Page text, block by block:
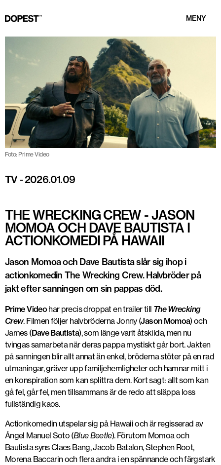
MENY
Foto: Prime Video
TV-2026.01.09
THE WRECKING CREW - JASON
MOMOA OCH DAVE BAUTISTA I
ACTIONKOMEDI PÅ HAWAII
Jason Momoa och Dave Bautista slår sig ihop i
actionkomedin The Wrecking Crew. Halvbröder på
jakt efter sanningen om sin pappas död.
Prime Videohar precis droppat en trailer till The Wrecking
Crew. Filmen följer halvbröderna Jonny (Jason Momoa) och
James (Dave Bautista), som länge varit åtskilda, men nu
tvingas samarbeta när deras pappa mystiskt går bort. Jakten
på sanningen blir allt annat än enkel, bröderna stöter på en rad
utmaningar, gräver upp familjehemligheter och hamnar mitt i
en konspiration som kan splittra dem. Kort sagt: allt som kan
gå fel, går fel, men tillsammans är de redo att släppa loss
fullständig kaos.
Actionkomedin utspelar sig på Hawaii och är regisserad av
Ángel Manuel Soto (Blue Beetle). Förutom Momoa och
Bautista syns Claes Bang, Jacob Batalon, Stephen Root,
Morena Baccarin och flera andra i en spännande och färgstark